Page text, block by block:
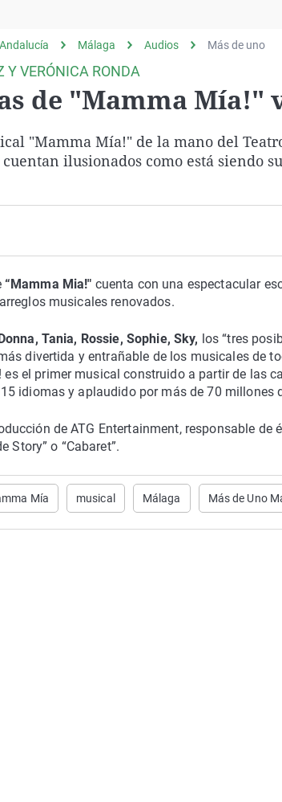
y el Equipo de investigación
Operación Viuda
Negra
Navarra
Andalucía Málaga Audios Más de uno
Y VERÓNICA RONDA
de "Mamma Mía!"
"Mamma Mía!" de la mano del
ilusionados como está siendo
“Mamma Mia!" cuenta con una espectacular
musicales renovados.
Tania, Rossie, Sophie, Sky, los “tres
divertida y entrañable de los musicales de
es el primer musical construido a partir de las
idiomas y aplaudido por más de 70 millones
de ATG Entertainment, responsable de
Story” o “Cabaret”.
Mía musical Málaga Más de Uno